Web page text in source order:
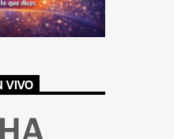
VIVO